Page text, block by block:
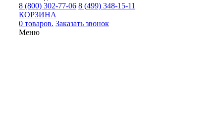
8 (800) 302-77-06 8 (499) 348-15-11
КОРЗИНА
0 товаров. Заказать звонок
Меню